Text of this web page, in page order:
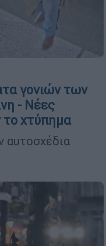
γονιών των
- Νέες
το χτύπημα
αυτοσχέδια